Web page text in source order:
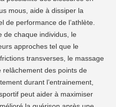
mous, aide à dissiper la
de performance de l’athlète.
de chaque individus, le
approches tel que le
transverses, le massage
des points de
durant l’entrainement,
peut aider à maximiser